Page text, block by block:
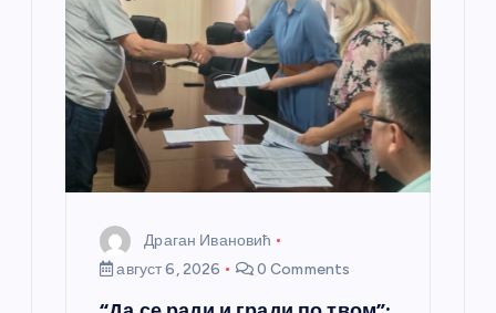
Драган Ивановић
август 6, 2026
0 Comments